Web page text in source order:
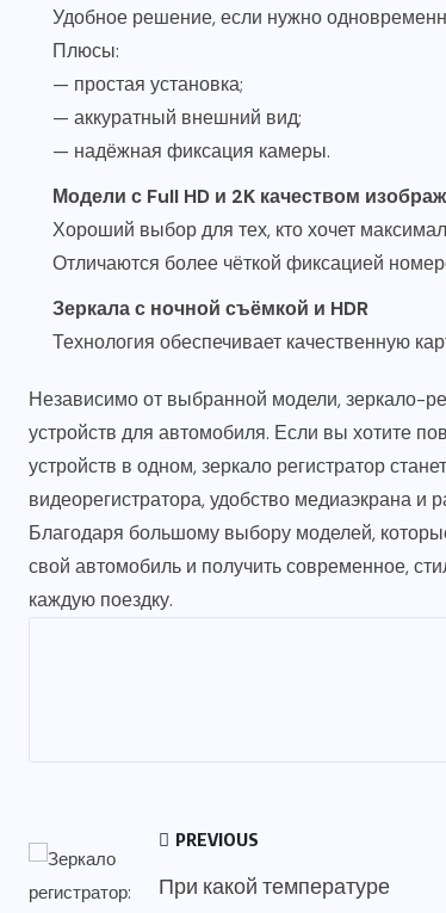
Удобное решение, если нужно
Плюсы:
— простая установка;
— аккуратный внешний вид;
— надёжная фиксация камеры.
Модели с Full HD и 2K качеством
Хороший выбор для тех, кто хочет
Отличаются более чёткой фиксацией
Зеркала с ночной съёмкой и HDR
Технология обеспечивает качественную
Независимо от выбранной модели, зеркало-
устройств для автомобиля. Если вы хотите
устройств в одном, зеркало регистратор
видеорегистратора, удобство медиаэкрана
Благодаря большому выбору моделей,
свой автомобиль и получить современное,
каждую поездку.
PREVIOUS
При какой температуре